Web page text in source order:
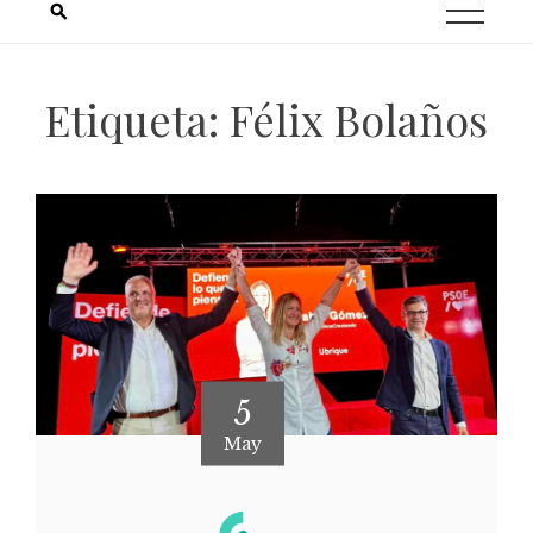
Etiqueta: Félix Bolaños
5
May